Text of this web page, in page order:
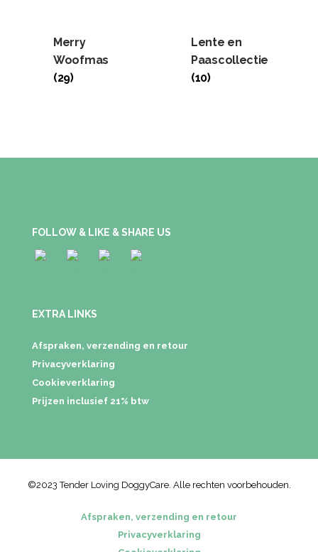
Merry
Woofmas
(29)
Lente en
Paascollectie
(10)
FOLLOW & LIKE & SHARE US
EXTRA LINKS
Afspraken, verzending en retour
Privacyverklaring
Cookieverklaring
Prijzen inclusief 21% btw
©2023 Tender Loving DoggyCare. Alle rechten voorbehouden.
Afspraken, verzending en retour
Privacyverklaring